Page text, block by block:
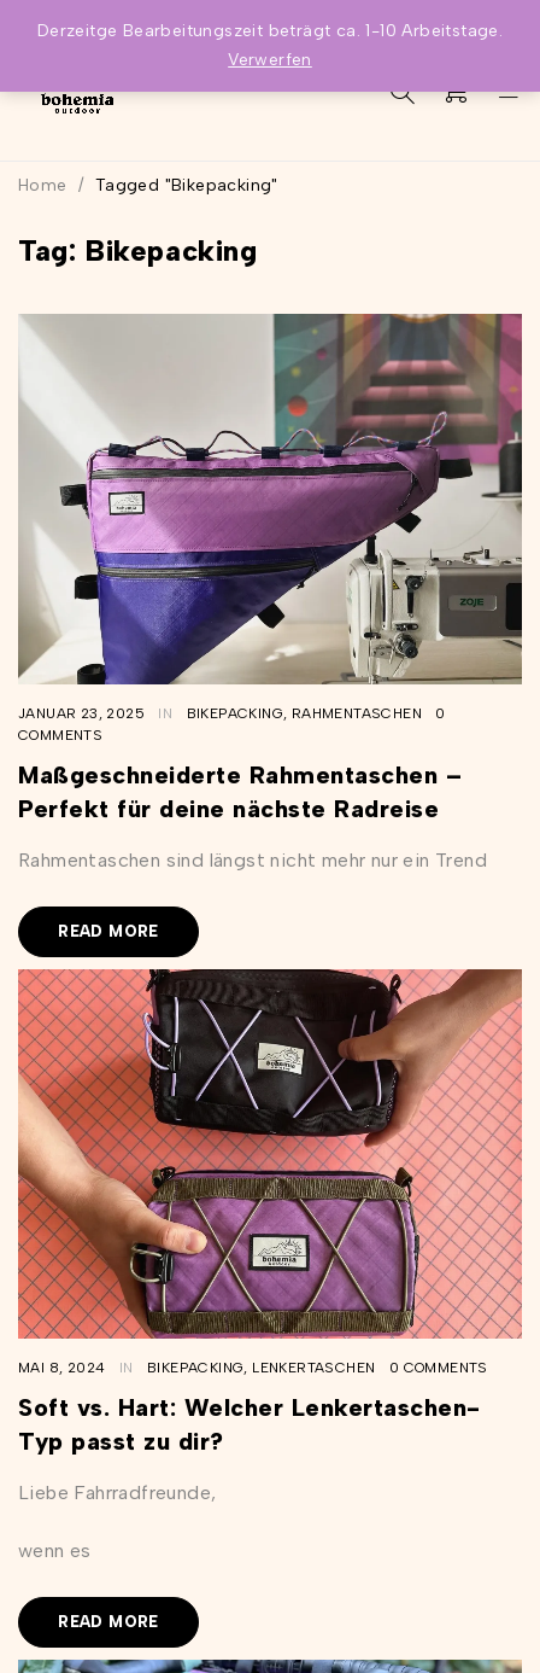
Derzeitge Bearbeitungszeit beträgt ca. 1-10 Arbeitstage.
Verwerfen
Tag: Bikepacking
Home / Tagged "Bikepacking"
JANUAR 23, 2025 IN BIKEPACKING RAHMENTASCHEN
0
COMMENTS
Maßgeschneiderte Rahmentaschen –
Perfekt für deine nächste Radreise
Rahmentaschen sind längst nicht mehr nur ein Trend
READ MORE
MAI 8, 2024 IN BIKEPACKING, LENKERTASCHEN 0 COMMENTS
Soft vs. Hart: Welcher Lenkertaschen-
Typ passt zu dir?
Liebe Fahrradfreunde,
wenn es
READ MORE